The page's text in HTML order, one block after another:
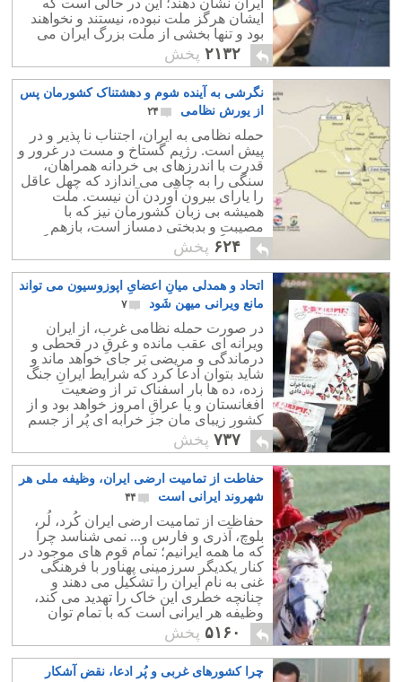
ایران نشان دهند؛ این در حالی است که
ایشان هرگز ملت نبوده، نیستند و نخواهند
بود و تنها بخشی از ملت بزرگ ایران می
باشند.۲۱۳۲ پخش
نگرشی به آینده شوم و دهشتناک کشورمان پس
از یورش نظامی
۲۴
حمله نظامی به ایران، اجتناب نا پذیر و در
پیش است. رژیم گستاخ و مست در غرور و
قدرت با اندرزهای بی خردانه همراهان،
سنگی را به چاهی می اندازد که چهل عاقل
را یارای بیرون آوردن آن نیست. ملت
همیشه بی زبان کشورمان نیز که با
مصیبت و بدبختی دمساز است، بازهم
همانند گذشته، چاره را در تسلیم و بردگی
خود می داند.
۶۲۴ پخش
اتحاد و همدلی میانِ اعضایِ اپوزوسیون می تواند
مانع ویرانی میهن شَود
۷
در صورت حمله نظامی غرب، از ایران
ویرانه ای عقب مانده و غرقِ در قحطی و
درماندگی و مریضی بَر جای خواهد ماند و
شاید بتوان ادعا کرد که شرایط ایرانِ جنگ
زده، ده ها بار اسفناک تر از وضعیت
افغانستان و یا عراقِ امروز خواهد بود و از
کشورِ زیبای مان جز خرابه ای پُر از جسم
های بی جان، چیزی بر جای نخواهد ماند.
۷۳۷ پخش
حفاطت از تمامیت ارضی ایران، وظیفه ملی هر
شهروند ایرانی است
۴۴
حفاظت از تمامیت ارضی ایران کُرد، لُر،
بلوچ، آذری و فارس و... نمی شناسد چرا
که ما همه ایرانیم؛ تمام قوم های موجود در
کنار یکدیگر سرزمینی پهناور با فرهنگی
غنی به نام ایران را تشکیل می دهند و
چنانچه خطری این خاک را تهدید می کند،
وظیفه هر ایرانی است که با تمام توان
خویش، از مام میهن دفاع نماید.
۵۱۶۰ پخش
چرا کشورهای غربی و پُر ادعا، نقض آشکار